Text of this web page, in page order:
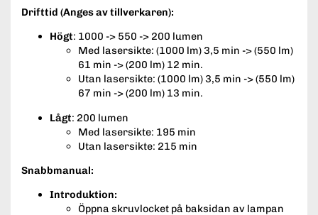
Drifttid (Anges av tillverkaren):
Högt: 1000 -> 550 -> 200 lumen
Med lasersikte: (1000 lm) 3,5 min -> (550 lm)
61 min -> (200 lm) 12 min.
Utan lasersikte: (1000 lm) 3,5 min -> (550 lm)
67 min -> (200 lm) 13 min.
Lågt: 200 lumen
Med lasersikte: 195 min
Utan lasersikte: 215 min
Snabbmanual:
Introduktion:
Öppna skruvlocket på baksidan av lampan